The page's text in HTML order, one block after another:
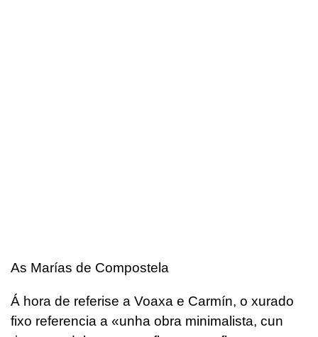
As Marías de Compostela
Á hora de referise a Voaxa e Carmín, o xurado
fixo referencia a «unha obra minimalista, cun